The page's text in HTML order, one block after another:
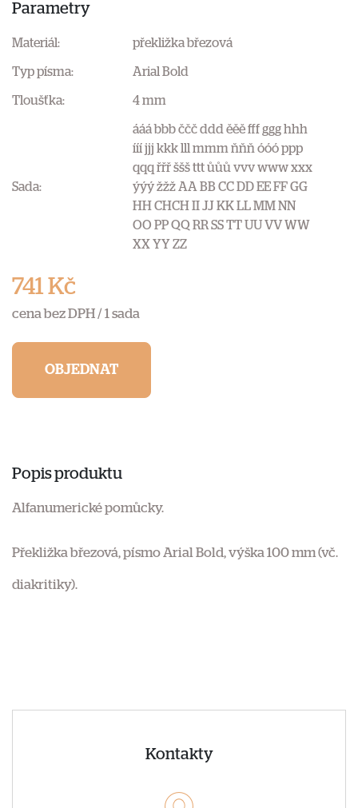
Parametry
Materiál: překližka březová
Typ písma: Arial Bold
Tloušťka: 4 mm
Sada:
ááá bbb ččč ddd ěěě fff ggg hhh
ííí jjj kkk lll mmm ňňň óóó ppp
qqq řřř ššš ttt ůůů vvv www xxx
ýýý žžž AA BB CC DD EE FF GG
HH CHCH II JJ KK LL MM NN
OO PP QQ RR SS TT UU VV WW
XX YY ZZ
741 Kč
cena bez DPH /1 sada
OBJEDNAT
Popis produktu
Alfanumerické pomůcky.
Překližka březová, písmo Arial Bold, výška 100 mm (vč.
diakritiky).
Kontakty